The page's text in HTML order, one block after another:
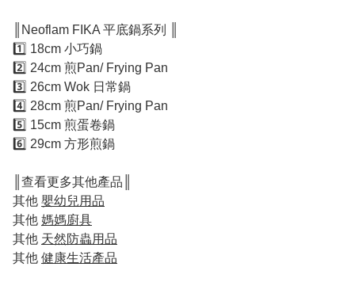
║Neoflam FIKA 平底鍋系列 ║
1️⃣ 18cm 小巧鍋
2️⃣ 24cm 煎Pan/ Frying Pan
3️⃣ 26cm Wok 日常鍋
4️⃣ 28cm 煎Pan/ Frying Pan
5️⃣ 15cm 煎蛋卷鍋
6️⃣ 29cm 方形煎鍋
║查看更多其他產品║
其他 嬰幼兒用品
其他 媽媽廚具
其他 天然防蟲用品
其他 健康生活產品